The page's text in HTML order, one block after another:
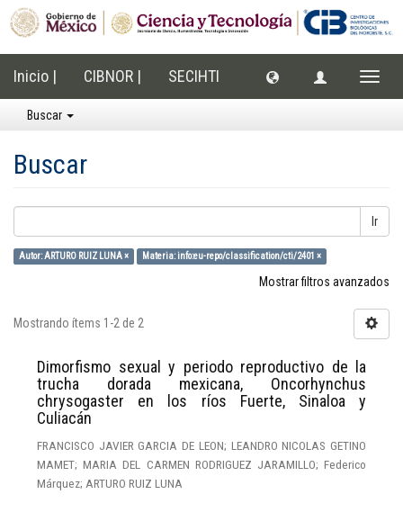
Inicio | CIBNOR | SECIHTI
Buscar
Buscar
Ir
Autor: ARTURO RUIZ LUNA × Materia: info:eu-repo/classification/cti/2401 ×
Mostrar filtros avanzados
Mostrando ítems 1-2 de 2
Dimorfismo sexual y periodo reproductivo de la
trucha dorada mexicana, Oncorhynchus
chrysogaster en los ríos Fuerte, Sinaloa y
Culiacán
FRANCISCO JAVIER GARCIA DE LEON; LEANDRO NICOLAS GETINO
MAMET; MARIA DEL CARMEN RODRIGUEZ JARAMILLO; Federico
Márquez; ARTURO RUIZ LUNA